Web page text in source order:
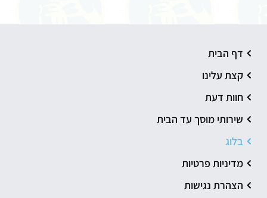
דף הבית
קצת עלינו
חוות דעת
שירותי מוסך עד הבית
בלוג
מדיניות פרטיות
הצהרת נגישות